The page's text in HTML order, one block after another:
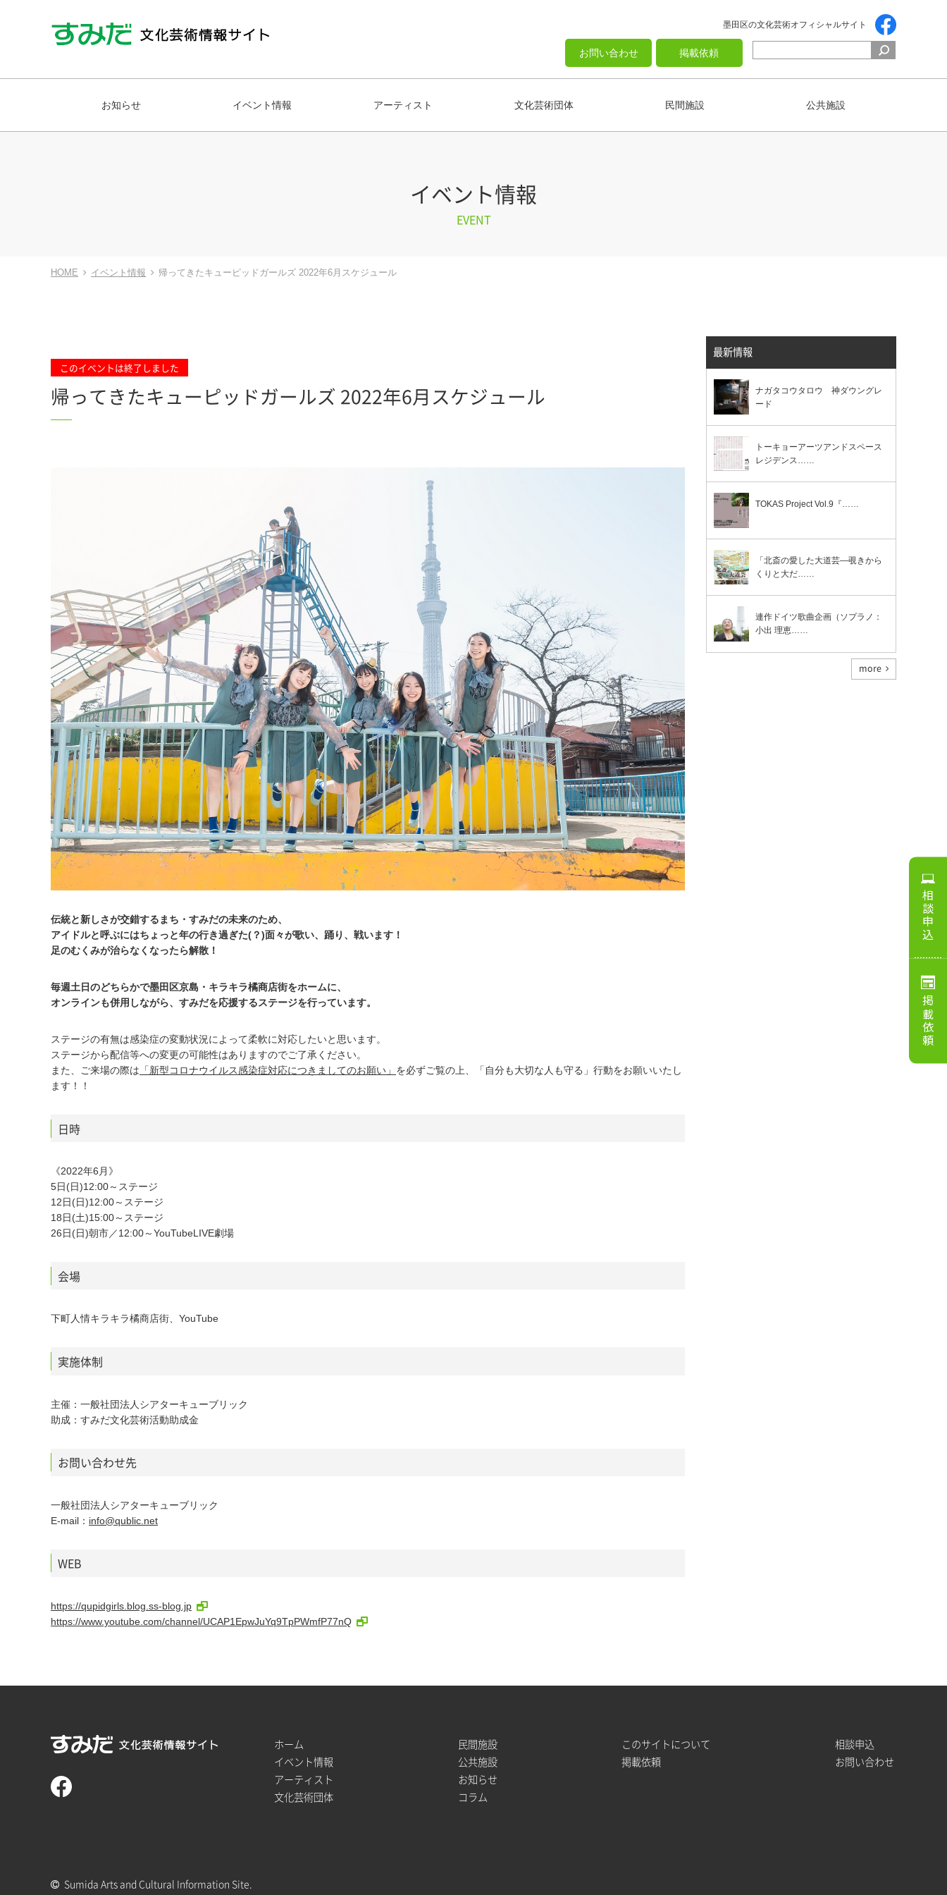
墨田区の文化芸術オフィシャルサイト
お問い合わせ 掲載依頼
お知らせ イベント情報 アーティスト 文化芸術団体 民間施設 公共施設
イベント情報
EVENT
HOME イベント情報 帰ってきたキューピッドガールズ 2022年6月スケジュール
このイベントは終了しました
帰ってきたキューピッドガールズ 2022年6月スケジュール
伝統と新しさが交錯するまち・すみだの未来のため、
アイドルと呼ぶにはちょっと年の行き過ぎた(？)面々が歌い、踊り、戦います！
足のむくみが治らなくなったら解散！
毎週土日のどちらかで墨田区京島・キラキラ橘商店街をホームに、
オンラインも併用しながら、すみだを応援するステージを行っています。
ステージの有無は感染症の変動状況によって柔軟に対応したいと思います。
ステージから配信等への変更の可能性はありますのでご了承ください。
また、ご来場の際は 「新型コロナウイルス感染症対応につきましてのお願い」 を必ずご覧の上、「自分も大切な人も守る」行動をお願いいたし
ます！！
日時
《2022年6月》
5日(日)12:00～ステージ
12日(日)12:00～ステージ
18日(土)15:00～ステージ
26日(日)朝市／12:00～YouTubeLIVE劇場
会場
下町人情キラキラ橘商店街、YouTube
実施体制
主催：一般社団法人シアターキューブリック
助成：すみだ文化芸術活動助成金
お問い合わせ先
一般社団法人シアターキューブリック
E-mail： info@qublic.net
WEB
https://qupidgirls.blog.ss-blog.jp
https://www.youtube.com/channel/UCAP1EpwJuYq9TpPWmfP77nQ
最新情報
ナガタコウタロウ 神ダウングレ
ード
トーキョーアーツアンドスペース
レジデンス……
TOKAS Project Vol.9『……
「北斎の愛した大道芸―覗きから
くりと大だ……
連作ドイツ歌曲企画（ソプラノ：
小出 理恵……
more
相談申込
掲載依頼
ホーム
イベント情報
アーティスト
文化芸術団体
民間施設
公共施設
お知らせ
コラム
このサイトについて
掲載依頼
相談申込
お問い合わせ
Sumida Arts and Cultural Information Site.